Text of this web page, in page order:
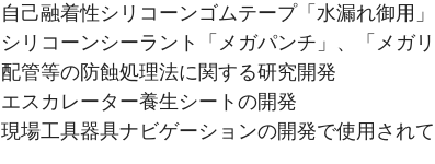
自己融着性シリコーンゴムテープ「水漏れ御用」
シリコーンシーラント「メガパンチ」、「メガリ
配管等の防蝕処理法に関する研究開発
エスカレーター養生シートの開発
現場工具器具ナビゲーションの開発で使用され